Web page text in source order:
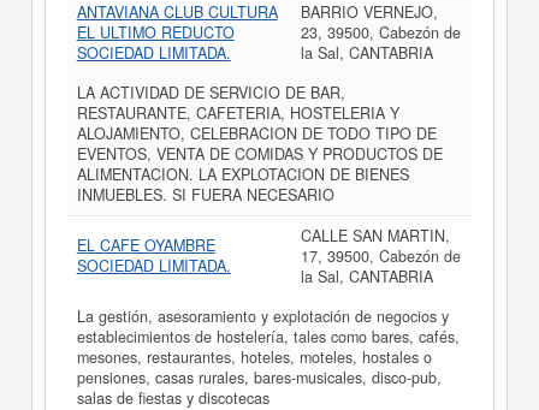
ANTAVIANA CLUB CULTURA
EL ULTIMO REDUCTO
SOCIEDAD LIMITADA.
BARRIO VERNEJO,
23, 39500, Cabezón de
la Sal, CANTABRIA
LA ACTIVIDAD DE SERVICIO DE BAR,
RESTAURANTE, CAFETERIA, HOSTELERIA Y
ALOJAMIENTO, CELEBRACION DE TODO TIPO DE
EVENTOS, VENTA DE COMIDAS Y PRODUCTOS DE
ALIMENTACION. LA EXPLOTACION DE BIENES
INMUEBLES. SI FUERA NECESARIO
EL CAFE OYAMBRE
SOCIEDAD LIMITADA.
CALLE SAN MARTIN,
17, 39500, Cabezón de
la Sal, CANTABRIA
La gestión, asesoramiento y explotación de negocios y
establecimientos de hostelería, tales como bares, cafés,
mesones, restaurantes, hoteles, moteles, hostales o
pensiones, casas rurales, bares-musicales, disco-pub,
salas de fiestas y discotecas